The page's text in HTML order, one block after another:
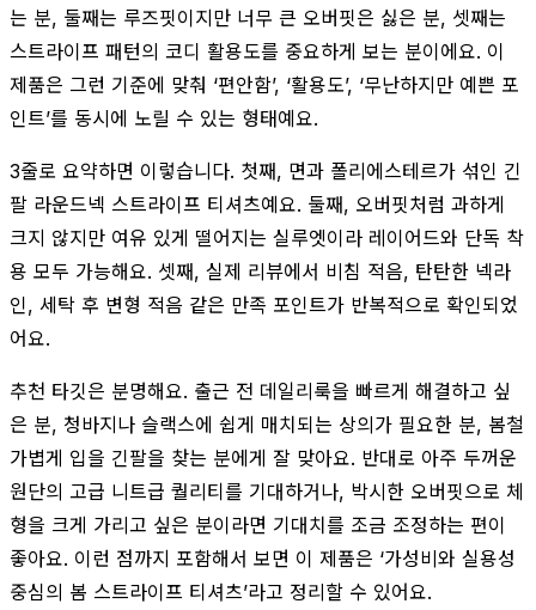
는 분, 둘째는 루즈핏이지만 너무 큰 오버핏은 싫은 분, 셋째는
스트라이프 패턴의 코디 활용도를 중요하게 보는 분이에요. 이
제품은 그런 기준에 맞춰 ‘편안함’, ‘활용도’, ‘무난하지만 예쁜 포
인트’를 동시에 노릴 수 있는 형태예요.
3줄로 요약하면 이렇습니다. 첫째, 면과 폴리에스테르가 섞인 긴
팔 라운드넥 스트라이프 티셔츠예요. 둘째, 오버핏처럼 과하게
크지 않지만 여유 있게 떨어지는 실루엣이라 레이어드와 단독 착
용 모두 가능해요. 셋째, 실제 리뷰에서 비침 적음, 탄탄한 넥라
인, 세탁 후 변형 적음 같은 만족 포인트가 반복적으로 확인되었
어요.
추천 타깃은 분명해요. 출근 전 데일리룩을 빠르게 해결하고 싶
은 분, 청바지나 슬랙스에 쉽게 매치되는 상의가 필요한 분, 봄철
가볍게 입을 긴팔을 찾는 분에게 잘 맞아요. 반대로 아주 두꺼운
원단의 고급 니트급 퀄리티를 기대하거나, 박시한 오버핏으로 체
형을 크게 가리고 싶은 분이라면 기대치를 조금 조정하는 편이
좋아요. 이런 점까지 포함해서 보면 이 제품은 ‘가성비와 실용성
중심의 봄 스트라이프 티셔츠’라고 정리할 수 있어요.